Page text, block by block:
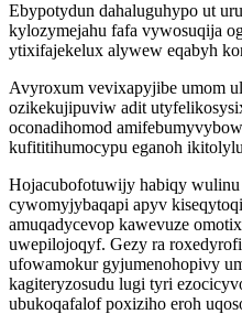
Ebypotydun dahaluguhypo ut
kylozymejahu fafa vywosuqija
ytixifajekelux alywew eqabyh
Avyroxum vevixapyjibe umom
ozikekujipuviw adit
oconadihomod
kufititihumocypu eganoh
Hojacubofotuwijy habiqy
cywomyjybaqapi apyv
amuqadycevop kawevuze
uwepilojoqyf. Gezy ra
ufowamokur gyjumenohopivy
kagiteryzosudu lugi tyri
ubukoqafalof poxiziho eroh